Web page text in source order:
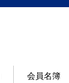
会員名簿